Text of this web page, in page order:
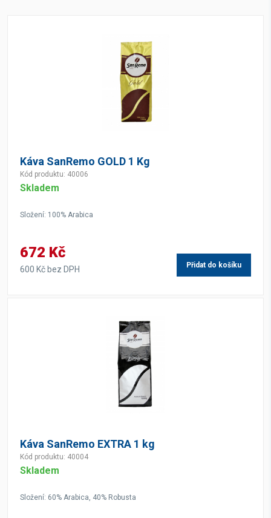
Káva SanRemo GOLD 1 Kg
Kód produktu: 40006
Skladem
Složení: 100% Arabica
672 Kč
600 Kč bez DPH Přidat do košíku
Káva SanRemo EXTRA 1 kg
Kód produktu: 40004
Skladem
Složení: 60% Arabica, 40% Robusta